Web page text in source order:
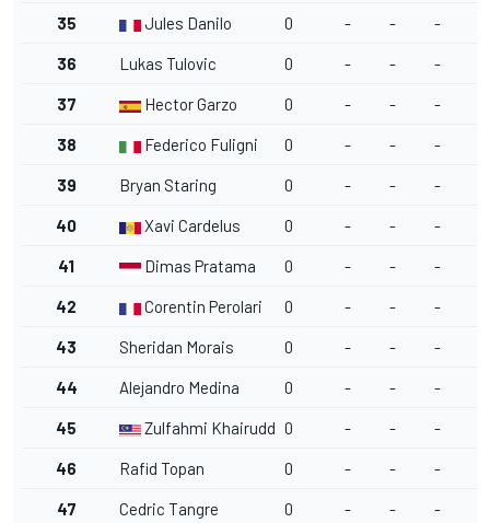
35 Jules Danilo 0 - - -
36 Lukas Tulovic 0 - - -
37 Hector Garzo 0 - - -
38 Federico Fuligni 0 - - -
39 Bryan Staring 0 - - -
40 Xavi Cardelus 0 - - -
41 Dimas Pratama 0 - - -
42 Corentin Perolari 0 - - -
43 Sheridan Morais 0 - - -
44 Alejandro Medina 0 - - -
45 Zulfahmi Khairuddin0 - - -
46 Rafid Topan 0 - - -
47 Cedric Tangre 0 - - -